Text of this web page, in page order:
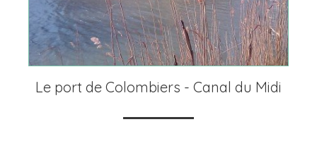
Le port de Colombiers - Canal du Midi